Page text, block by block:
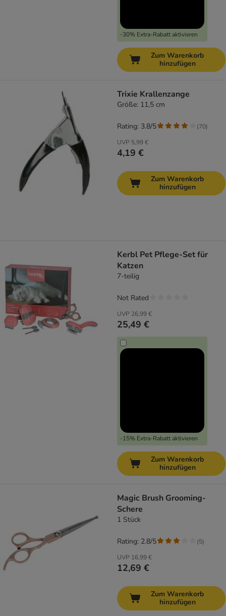
-30% Extra-Rabatt aktivieren
Zum Warenkorb
hinzufügen
Trixie Krallenzange
Größe: 11,5 cm
UVP 5,99 €
4,19 €
Rating: 3.8/5 (70)
Zum Warenkorb
hinzufügen
Kerbl Pet Pflege-Set für
Katzen
7-teilig
UVP 26,99 €
25,49 €
-15% Extra-Rabatt aktivieren
Not Rated
Zum Warenkorb
hinzufügen
Magic Brush Grooming-
Schere
1 Stück
UVP 16,99 €
12,69 €
Rating: 2.8/5 (5)
Zum Warenkorb
hinzufügen